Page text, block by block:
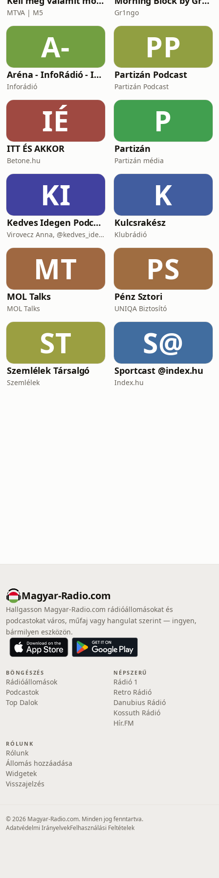
MTVA | M5 Gr1ngo
A-
Aréna - InfoRádió - Infostart.hu
Inforádió
PP
Partizán Podcast
Partizán Podcast
IÉ
ITT ÉS AKKOR
Betone.hu
P
Partizán
Partizán média
KI
Kedves Idegen Podcast
Virovecz Anna, @kedves_idegen és Csibra-Kaizler Tamara, újságíró
K
Kulcsrakész
Klubrádió
MT
MOL Talks
MOL Talks
PS
Pénz Sztori
UNIQA Biztosító
ST
Szemlélek Társalgó
Szemlélek
S@
Sportcast @index.hu
Index.hu
Magyar-Radio.com
Hallgasson Magyar-Radio.com rádióállomásokat és
podcastokat város, műfaj vagy hangulat szerint — ingyen,
bármilyen eszközön.
BÖNGÉSZÉS
Rádióállomások
Podcastok
Top Dalok
NÉPSZERŰ
Rádió 1
Retro Rádió
Danubius Rádió
Kossuth Rádió
Hír.FM
RÓLUNK
Rólunk
Állomás hozzáadása
Widgetek
Visszajelzés
© 2026 Magyar-Radio.com. Minden jog fenntartva.
Adatvédelmi IrányelvekFelhasználási Feltételek